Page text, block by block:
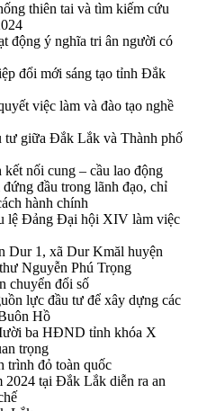
thiên tai và tìm kiếm cứu
động ý nghĩa tri ân người có
đổi mới sáng tạo tỉnh Đắk
việc làm và đào tạo nghề
tư giữa Đắk Lắk và Thành phố
nối cung – cầu lao động
đầu trong lãnh đạo, chỉ
hành chính
lệ Đảng Đại hội XIV làm việc
Dur 1, xã Dur Kmăl huyện
Nguyễn Phú Trọng
chuyển đổi số
lực đầu tư để xây dựng các
Hồ
ba HĐND tỉnh khóa X
trọng
trình đỏ toàn quốc
tại Đắk Lắk diễn ra an